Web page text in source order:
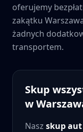
oferujemy
zakątku
żadnych
transportem.
Skup
w
Nasz skup aut